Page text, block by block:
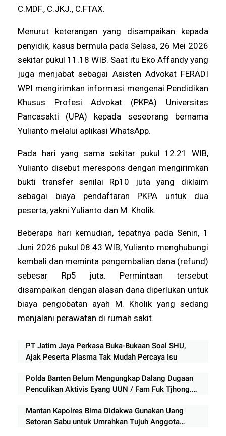
C.MDF., C.JKJ., C.FTAX.
Menurut keterangan yang disampaikan kepada
penyidik, kasus bermula pada Selasa, 26 Mei 2026
sekitar pukul 11.18 WIB. Saat itu Eko Affandy yang
juga menjabat sebagai Asisten Advokat FERADI
WPI mengirimkan informasi mengenai Pendidikan
Khusus Profesi Advokat (PKPA) Universitas
Pancasakti (UPA) kepada seseorang bernama
Yulianto melalui aplikasi WhatsApp.
Pada hari yang sama sekitar pukul 12.21 WIB,
Yulianto disebut merespons dengan mengirimkan
bukti transfer senilai Rp10 juta yang diklaim
sebagai biaya pendaftaran PKPA untuk dua
peserta, yakni Yulianto dan M. Kholik.
Beberapa hari kemudian, tepatnya pada Senin, 1
Juni 2026 pukul 08.43 WIB, Yulianto menghubungi
kembali dan meminta pengembalian dana (refund)
sebesar Rp5 juta. Permintaan tersebut
disampaikan dengan alasan dana diperlukan untuk
biaya pengobatan ayah M. Kholik yang sedang
menjalani perawatan di rumah sakit.
PT Jatim Jaya Perkasa Buka-Bukaan Soal SHU,
Ajak Peserta Plasma Tak Mudah Percaya Isu
Polda Banten Belum Mengungkap Dalang Dugaan
Penculikan Aktivis Eyang UUN / Fam Fuk Tjhong.
WPI
Mantan Kapolres Bima Didakwa Gunakan Uang
Setoran Sabu untuk Umrahkan Tujuh Anggota